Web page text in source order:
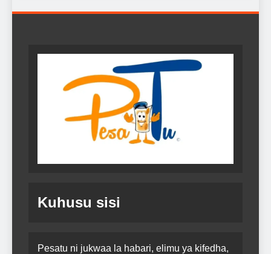
Kuhusu sisi
Pesatu ni jukwaa la habari, elimu ya kifedha,